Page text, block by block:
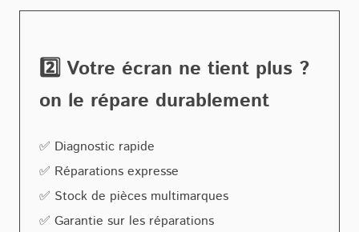
2️⃣ Votre écran ne tient plus ?
on le répare durablement
✅ Diagnostic rapide
✅ Réparations expresse
✅ Stock de pièces multimarques
✅ Garantie sur les réparations